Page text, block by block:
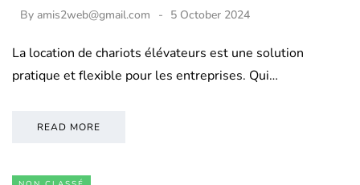
By amis2web@gmail.com 5 October 2024
La location de chariots élévateurs est une solution
pratique et flexible pour les entreprises. Qui…
READ MORE